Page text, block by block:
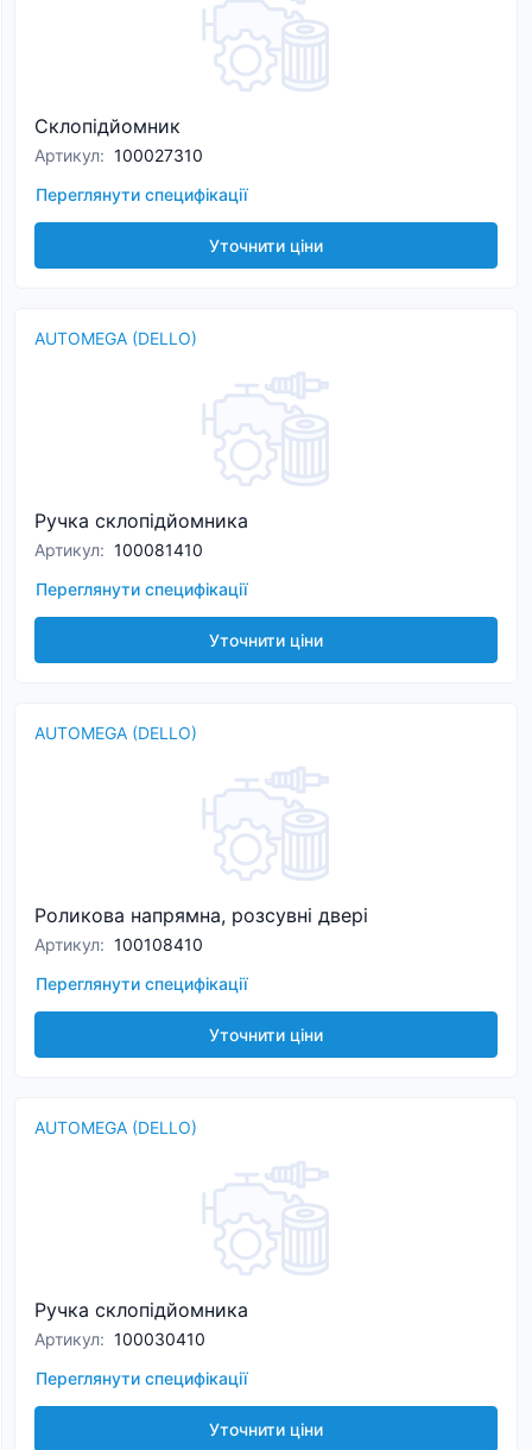
Склопідйомник
Артикул: 100027310
Переглянути специфікації
Уточнити ціни
AUTOMEGA (DELLO)
Ручка склопідйомника
Артикул: 100081410
Переглянути специфікації
Уточнити ціни
AUTOMEGA (DELLO)
Роликова напрямна, розсувні двері
Артикул: 100108410
Переглянути специфікації
Уточнити ціни
AUTOMEGA (DELLO)
Ручка склопідйомника
Артикул: 100030410
Переглянути специфікації
Уточнити ціни